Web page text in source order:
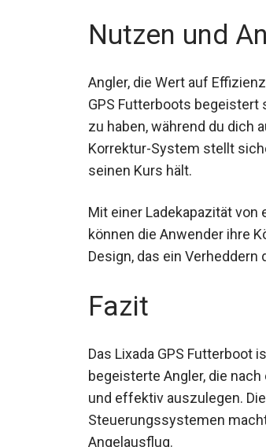
Nutzen und
Angler, die Wert auf
GPS Futterboots begeistert
frei zu haben, während du
automatische Korrektur-
Wellengang seinen Kurs hält.
Mit einer Ladekapazität
können die Anwender ihre
ein Design, das ein
Fazit
Das Lixada GPS
für begeisterte Angler, die
präzise und effektiv
Steuerungssystemen
Angelausflug.